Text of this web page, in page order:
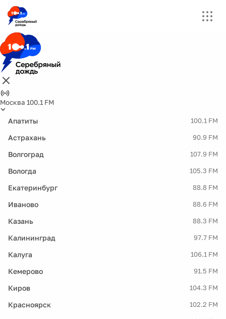
Москва 100.1 FM
Апатиты 100.1 FM
Астрахань 90.9 FM
Волгоград 107.9 FM
Вологда 105.3 FM
Екатеринбург 88.8 FM
Иваново 88.6 FM
Казань 88.3 FM
Калининград 97.7 FM
Калуга 106.1 FM
Кемерово 91.5 FM
Киров 104.3 FM
Красноярск 102.2 FM